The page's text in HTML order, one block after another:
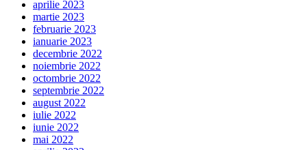
aprilie 2023
martie 2023
februarie 2023
ianuarie 2023
decembrie 2022
noiembrie 2022
octombrie 2022
septembrie 2022
august 2022
iulie 2022
iunie 2022
mai 2022